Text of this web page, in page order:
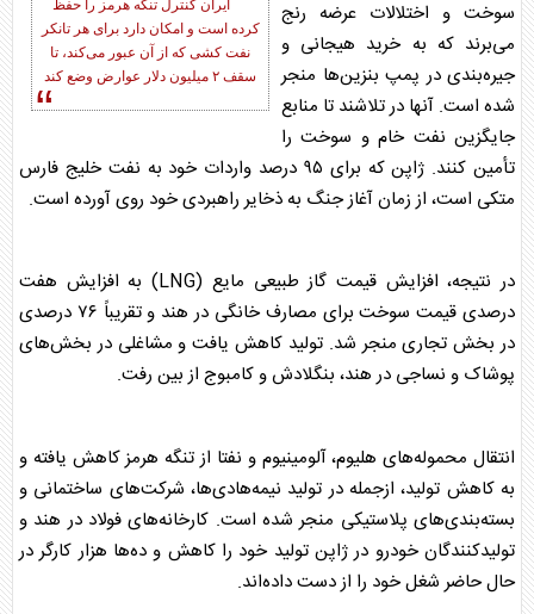
ایران کنترل تنگه هرمز را حفظ
کرده است و امکان دارد برای هر تانکر
نفت کشی که از آن عبور می‌کند، تا
سقف ۲ میلیون دلار عوارض وضع کند
سوخت و اختلالات عرضه رنج
می‌برند که به خرید هیجانی و
جیره‌بندی در پمپ بنزین‌ها منجر
شده است. آنها در تلاشند تا منابع
جایگزین نفت خام و سوخت را
تأمین کنند. ژاپن که برای ۹۵ درصد واردات خود به نفت خلیج فارس
متکی است، از زمان آغاز جنگ به ذخایر راهبردی خود روی آورده است.
در نتیجه، افزایش قیمت گاز طبیعی مایع (LNG) به افزایش هفت
درصدی قیمت سوخت برای مصارف خانگی در هند و تقریباً ۷۶ درصدی
در بخش تجاری منجر شد. تولید کاهش یافت و مشاغلی در بخش‌های
پوشاک و نساجی در هند، بنگلادش و کامبوج از بین رفت.
انتقال محموله‌های هلیوم، آلومینیوم و نفتا از تنگه هرمزکاهش یافته و
به کاهش تولید، ازجمله در تولید نیمه‌هادی‌ها، شرکت‌های ساختمانی و
بسته‌بندی‌های پلاستیکی منجر شده است. کارخانه‌های فولاد در هند و
تولیدکنندگان خودرو در ژاپن تولید خود را کاهش و ده‌ها هزار کارگر در
حال حاضر شغل خود را از دست داده‌اند.